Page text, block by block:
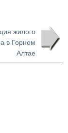
жилого
в Горном
Алтае